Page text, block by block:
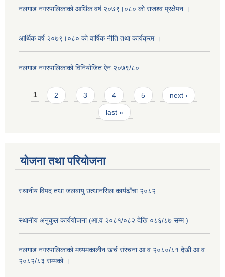
नलगाड नगरपालिकाको आर्थिक वर्ष २०७९।०८० को राजश्व प्रक्षेपन ।
आर्थिक वर्ष २०७९।०८० को वार्षिक नीति तथा कार्यक्रम ।
नलगाड नगरपालिकाको विनियोजित ऐन २०७९/८०
Pages
1 2 3 4 5 next ›
last »
योजना तथा परियोजना
स्थानीय विपद तथा जलबायु उत्थानसिल कार्यढाँचा २०८२
स्थानीय अनुकुल कार्ययोजना (आ.व २०८१/०८२ देखि ०८६/८७ सम्म )
नलगाड नगरपालिकाको मध्यमकालीन खर्च संरचना आ.व २०८०/८१ देखी आ.व
२०८२/८३ सम्मको ।